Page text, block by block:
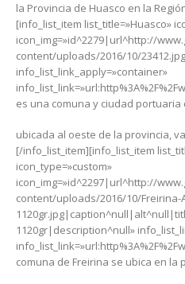
la Provincia de Huasco en la
[info_list_item list_title=»Huasco»
icon_img=»id^2279|url^http://
content/uploads/2016/10/
info_list_link_apply=»container»
es una comuna y ciudad portuaria
ubicada al oeste de la provincia,
[/info_list_item][info_list_item
icon_type=»custom»
icon_img=»id^2297|url^http://
content/uploads/2016/10/Freirina-
1120gr|description^null»
comuna de Freirina se ubica en la